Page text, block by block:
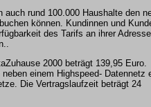
rund 100.000 Haushalte den
können. Kundinnen und
des Tarifs an ihrer Adresse
2000 beträgt 139,95 Euro.
einem Highspeed- Datennetz
Die Vertragslaufzeit beträgt 24